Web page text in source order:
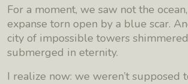
For a moment, we saw not the
expanse torn open by a blue scar.
city of impossible towers
submerged in eternity.
I realize now: we weren’t supposed